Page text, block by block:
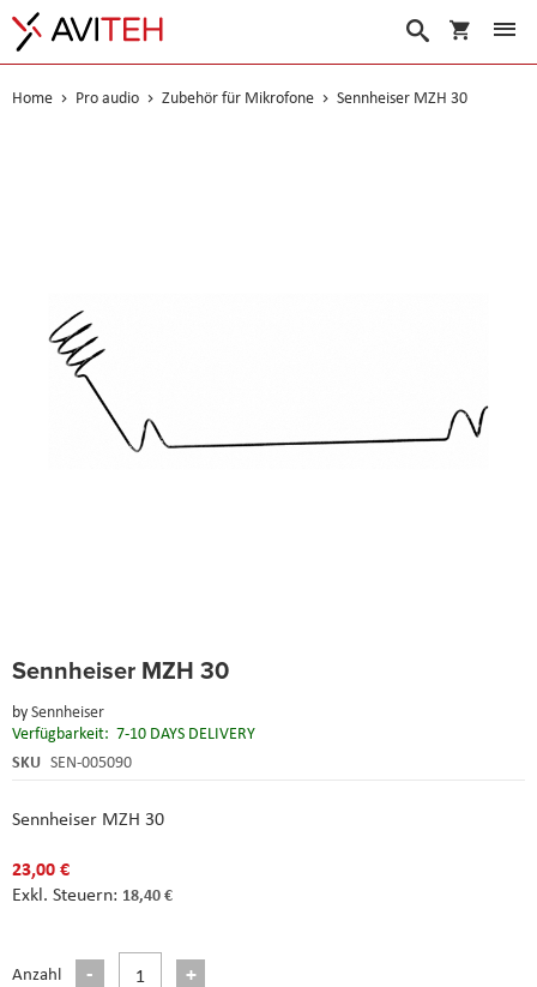
Suche
Home Pro audio Zubehör für Mikrofone Sennheiser MZH 30
Sennheiser MZH 30
bySennheiser
Verfügbarkeit: 7-10 DAYS DELIVERY
SKU SEN-005090
Sennheiser MZH 30
23,00 €
18,40 €
Anzahl
to
beginning
of
the